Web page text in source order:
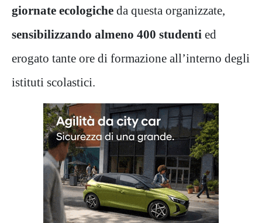
giornate ecologiche da questa organizzate,
sensibilizzando almeno 400 studenti ed
erogato tante ore di formazione all’interno degli
istituti scolastici.